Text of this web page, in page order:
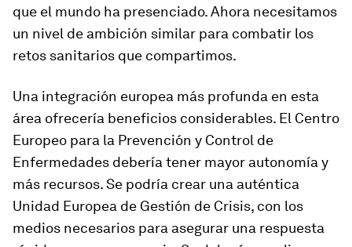
que el mundo ha presenciado. Ahora necesitamos
un nivel de ambición similar para combatir los
retos sanitarios que compartimos.
Una integración europea más profunda en esta
área ofrecería beneficios considerables. El Centro
Europeo para la Prevención y Control de
Enfermedades debería tener mayor autonomía y
más recursos. Se podría crear una auténtica
Unidad Europea de Gestión de Crisis, con los
medios necesarios para asegurar una respuesta